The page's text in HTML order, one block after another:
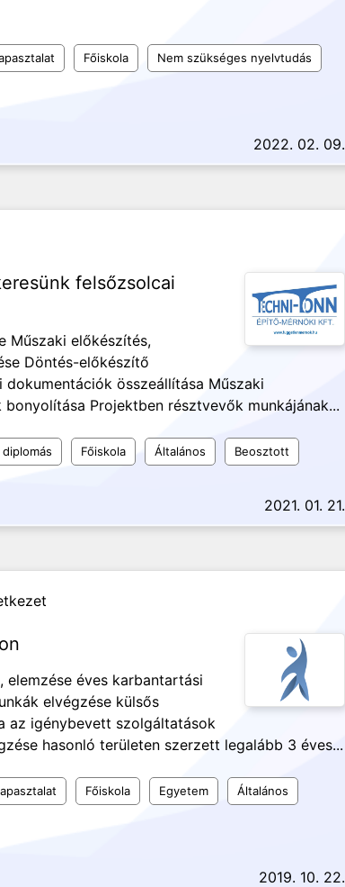
Főiskola Nem szükséges nyelvtudás
2022. 02. 09.
felsőzsolcai
Műszaki előkészítés,
Döntés-előkészítő
összeállítása Műszaki
Projektben résztvevők munkájának...
Főiskola Általános Beosztott
2021. 01. 21.
éves karbantartási
elvégzése külsős
az igénybevett szolgáltatások
hasonló területen szerzett legalább 3 éves...
Főiskola Egyetem Általános
2019. 10. 22.